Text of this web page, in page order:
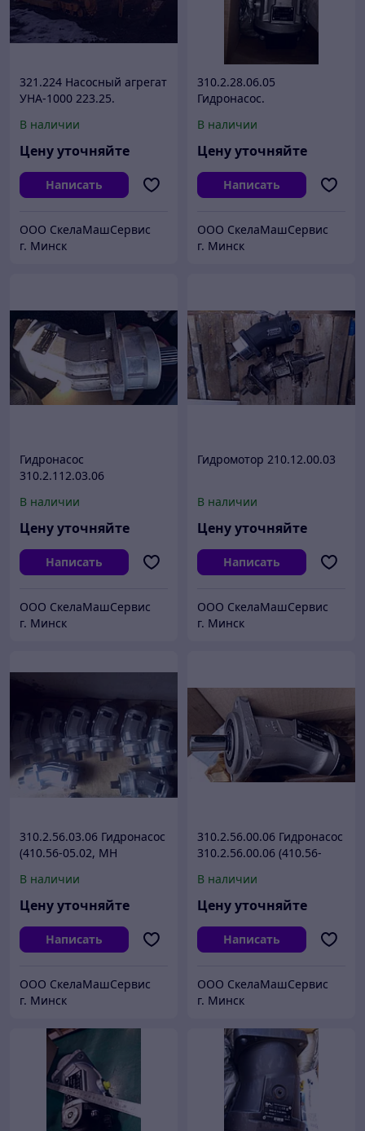
321.224 Насосный агрегат
УНА-1000 223.25.
В наличии
Цену уточняйте
Написать
ООО СкелаМашСервис
г. Минск
310.2.28.06.05
Гидронасос.
В наличии
Цену уточняйте
Написать
ООО СкелаМашСервис
г. Минск
Гидронасос
310.2.112.03.06
В наличии
Цену уточняйте
Написать
ООО СкелаМашСервис
г. Минск
Гидромотор 210.12.00.03
В наличии
Цену уточняйте
Написать
ООО СкелаМашСервис
г. Минск
310.2.56.03.06 Гидронасос
(410.56-05.02, МН
В наличии
Цену уточняйте
Написать
ООО СкелаМашСервис
г. Минск
310.2.56.00.06 Гидронасос
310.2.56.00.06 (410.56-
В наличии
Цену уточняйте
Написать
ООО СкелаМашСервис
г. Минск